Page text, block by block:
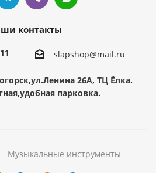
контакты
slapshop@mail.ru
26А, ТЦ Ёлка.
парковка.
Музыкальные инструменты